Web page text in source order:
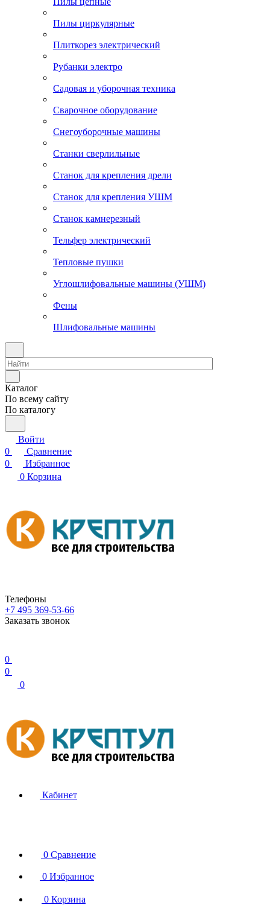
Пилы циркулярные
Плиткорез электрический
Рубанки электро
Садовая и уборочная техника
Сварочное оборудование
Снегоуборочные машины
Станки сверлильные
Станок для крепления дрели
Станок для крепления УШМ
Станок камнерезный
Тельфер электрический
Тепловые пушки
Углошлифовальные машины (УШМ)
Фены
Шлифовальные машины
Каталог
По всему сайту
По каталогу
Войти
0
Сравнение
0
Избранное
0 Корзина
Телефоны
+7 495 369-53-66
Заказать звонок
0
0
0
Кабинет
0 Сравнение
0 Избранное
0 Корзина